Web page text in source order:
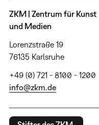
ZKM | Zentrum für Kunst
und Medien
Lorenzstraße 19
76135 Karlsruhe
+49 (0) 721 - 8100 - 1200
info@zkm.de